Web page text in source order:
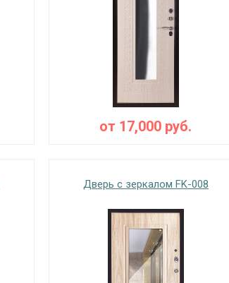
от 17,000 руб.
Дверь с зеркалом FK-008